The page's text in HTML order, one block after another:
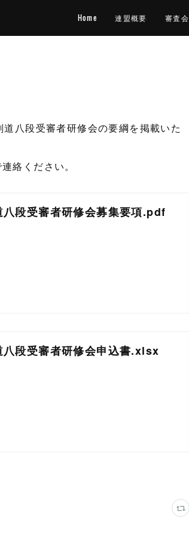
Home 連盟概要 審査会
八段受審者研修会の要綱を掲載いた
絡ください。
段受審者研修会募集要項.pdf
段受審者研修会申込書.xlsx